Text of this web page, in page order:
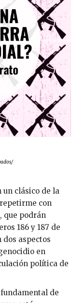
un clásico de la
repetirme con
que podrán
186 y 187 de
aspectos
en
política de
de